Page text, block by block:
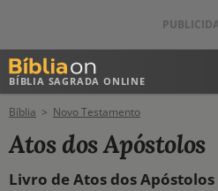
BÍBLIA SAGRADA ONLINE
ANTIGO TESTAMENTO
NOVO TESTAMENTO
Bíblia Novo Testamento
Atos dos Apóstolos
Livro de Atos dos Apóstolos